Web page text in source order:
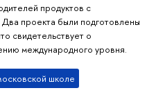
продуктов с
проекта были подготовлены
свидетельствует о
международного уровня.
школе